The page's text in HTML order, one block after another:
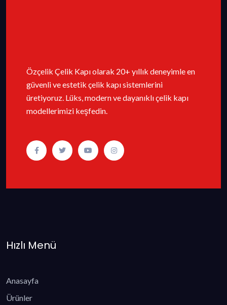
Özçelik Çelik Kapı olarak 20+ yıllık deneyimle en
güvenli ve estetik çelik kapı sistemlerini
üretiyoruz. Lüks, modern ve dayanıklı çelik kapı
modellerimizi keşfedin.
Hızlı Menü
Anasayfa
Ürünler